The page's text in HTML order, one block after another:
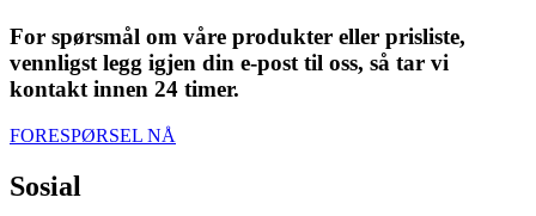
For spørsmål om våre produkter eller prisliste,
vennligst legg igjen din e-post til oss, så tar vi
kontakt innen 24 timer.
FORESPØRSEL NÅ
Sosial